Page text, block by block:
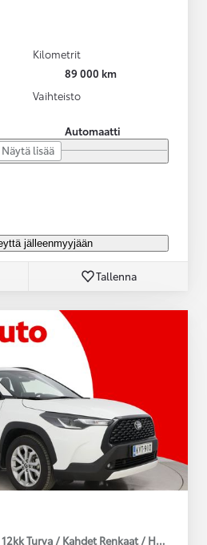
Kilometrit
89 000 km
Vaihteisto
Automaatti
Näytä lisää
jälleenmyyjään
Tallenna
Turva / Kahdet Renkaat /